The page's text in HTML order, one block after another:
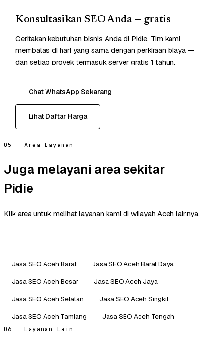
Konsultasikan SEO Anda — gratis
Ceritakan kebutuhan bisnis Anda di Pidie. Tim kami
membalas di hari yang sama dengan perkiraan biaya —
dan setiap proyek termasuk server gratis 1 tahun.
Chat WhatsApp Sekarang
Lihat Daftar Harga
05 — Area Layanan
Juga melayani area sekitar
Pidie
Klik area untuk melihat layanan kami di wilayah Aceh lainnya.
Jasa SEO Aceh Barat
Jasa SEO Aceh Barat Daya
Jasa SEO Aceh Besar
Jasa SEO Aceh Jaya
Jasa SEO Aceh Selatan
Jasa SEO Aceh Singkil
Jasa SEO Aceh Tamiang
Jasa SEO Aceh Tengah
06 — Layanan Lain